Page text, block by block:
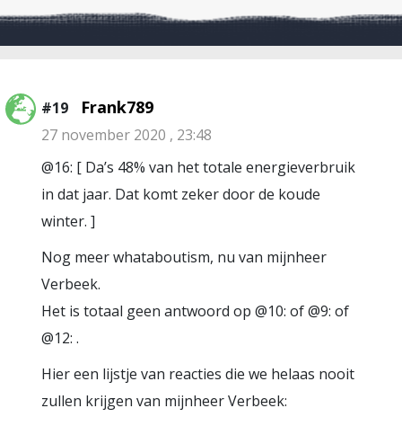
#19 Frank789
27 november 2020 , 23:48
@16: [ Da’s 48% van het totale energieverbruik
in dat jaar. Dat komt zeker door de koude
winter. ]
Nog meer whataboutism, nu van mijnheer
Verbeek.
Het is totaal geen antwoord op @10: of @9: of
@12: .
Hier een lijstje van reacties die we helaas nooit
zullen krijgen van mijnheer Verbeek: